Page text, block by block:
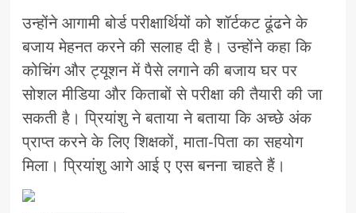
उन्होंने आगामी बोर्ड परीक्षार्थियों को शॉर्टकट ढूंढने के
बजाय मेहनत करने की सलाह दी है। उन्होंने कहा कि
कोचिंग और ट्यूशन में पैसे लगाने की बजाय घर पर
सोशल मीडिया और किताबों से परीक्षा की तैयारी की जा
सकती है। प्रियांशु ने बताया ने बताया कि अच्छे अंक
प्राप्त करने के लिए शिक्षकों, माता-पिता का सहयोग
मिला। प्रियांशु आगे आई ए एस बनना चाहते हैं।